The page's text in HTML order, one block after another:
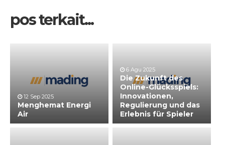
pos terkait...
12 Sep 2025
Menghemat Energi
Air
6 Agu 2025
Die Zukunft des
Online-Glücksspiels:
Innovationen,
Regulierung und das
Erlebnis für Spieler